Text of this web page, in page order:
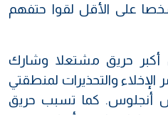
مسؤولون إن 16 شخصا على الأقل لقوا حتفهم
أكبر حريق مشتعلا وشارك
والتحذيرات لمنطقتي
أنجلوس. كما تسبب حريق